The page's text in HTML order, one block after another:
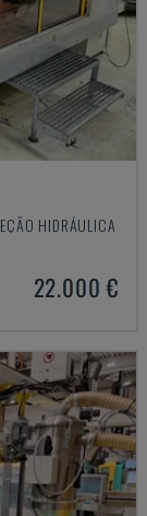
HIDRÁULICA
22.000 €